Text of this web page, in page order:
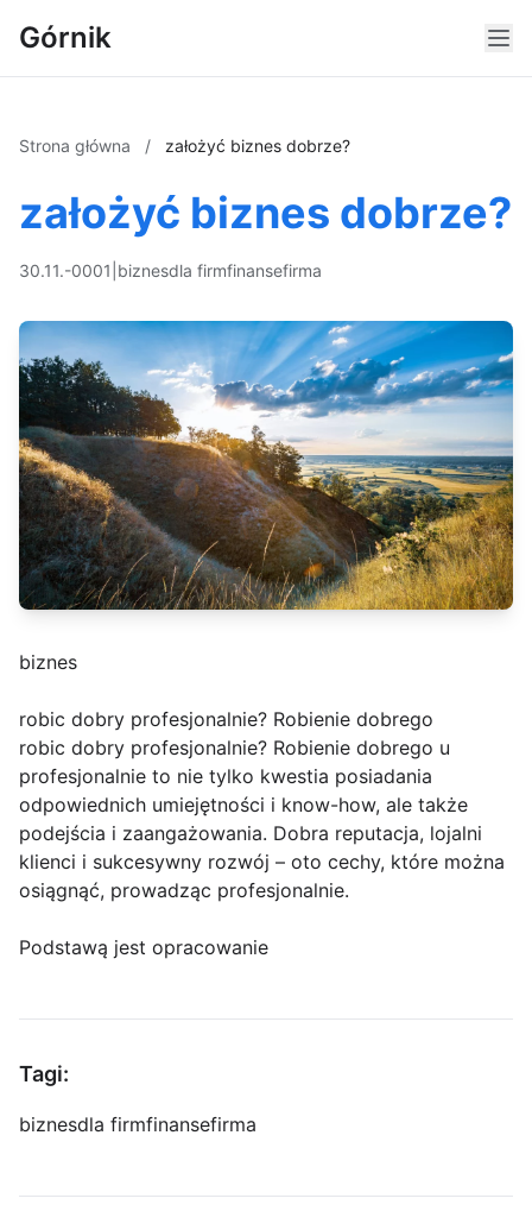
Górnik
Strona główna / założyć biznes dobrze?
założyć biznes dobrze?
30.11.-0001 biznesdla firmfinansefirma
biznes
robic dobry profesjonalnie? Robienie dobrego
robic dobry profesjonalnie? Robienie dobrego u
profesjonalnie to nie tylko kwestia posiadania
odpowiednich umiejętności i know-how, ale także
podejścia i zaangażowania. Dobra reputacja, lojalni
klienci i sukcesywny rozwój – oto cechy, które można
osiągnąć, prowadząc profesjonalnie.
Podstawą jest opracowanie
Tagi:
biznesdla firmfinansefirma